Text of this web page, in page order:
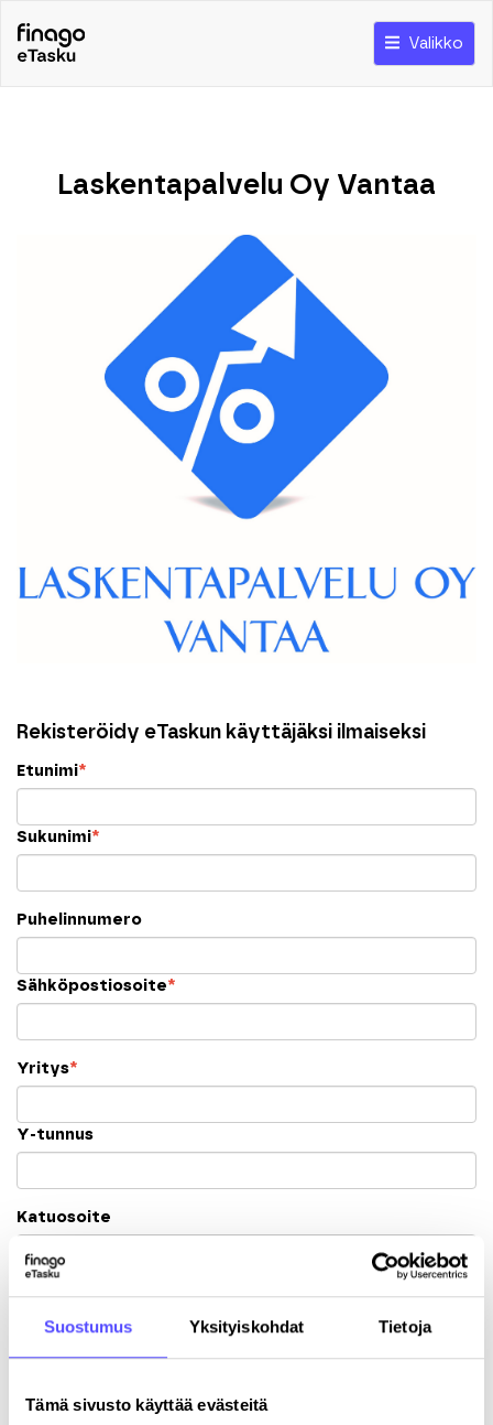
Suostumus Yksityiskohdat Tietoja
Tämä sivusto käyttää evästeitä
Valikko
Laskentapalvelu Oy Vantaa
Rekisteröidy eTaskun käyttäjäksi ilmaiseksi
Etunimi*
Sukunimi*
Puhelinnumero
Sähköpostiosoite*
Yritys*
Y-tunnus
Katuosoite
Postinumero